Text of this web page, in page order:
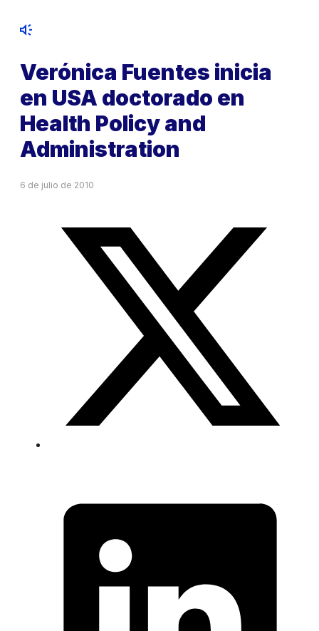
Verónica Fuentes inicia
en USA doctorado en
Health Policy and
Administration
6 de julio de 2010